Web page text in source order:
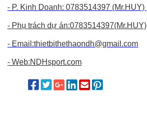
- P. Kinh Doanh: 0783514397 (Mr.HUY)
- Phụ trách dự án:0783514397(Mr.HUY)
- Email:thietbithethaondh@gmail.com
- Web:NDHsport.com